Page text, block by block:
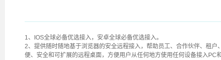
1、IOS全球必备优选接入，安卓全球必备优选接入。
2、提供随时随地基于浏览器的安全远程接入，帮助员工、合作伙伴、租
便、安全和可扩展的远程桌面，方便用户从任何地方使用任何设备接入PC